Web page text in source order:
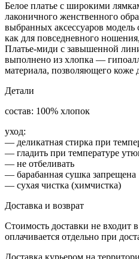
Белое платье с широкими
лаконичного женственного
выбранных аксессуаров
как для повседневного
Платье-миди с завышенной
выполнено из хлопка —
материала, позволяющего
Детали
состав: 100% хлопок
уход:
— деликатная стирка при
— гладить при температуре
— не отбеливать
— барабанная сушка запрещена
— сухая чистка (химчистка)
Доставка и возврат
Стоимость доставки не входит в
оплачивается отдельно при